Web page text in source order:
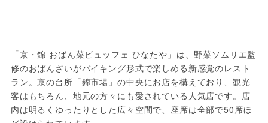
「京・錦 おばん菜ビュッフェ ひなたや」は、野菜ソムリエ監
修のおばんざいがバイキング形式で楽しめる新感覚のレスト
ラン。京の台所「錦市場」の中央にお店を構えており、観光
客はもちろん、地元の方々にも愛されている人気店です。店
内は明るくゆったりとした広々空間で、座席は全部で50席ほ